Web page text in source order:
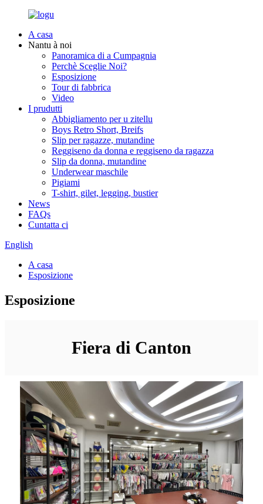
A casa
Nantu à noi
Panoramica di a Cumpagnia
Perchè Sceglie Noi?
Esposizione
Tour di fabbrica
Video
I prudutti
Abbigliamento per u zitellu
Boys Retro Short, Breifs
Slip per ragazze, mutandine
Reggiseno da donna e reggiseno da ragazza
Slip da donna, mutandine
Underwear maschile
Pigiami
T-shirt, gilet, legging, bustier
News
FAQs
Cuntatta ci
English
A casa
Esposizione
Esposizione
Fiera di Canton